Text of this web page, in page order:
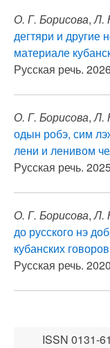
О. Г. Борисова,Л.
дегтяри и другие
материале
Русская речь.
О. Г. Борисова,Л.
одын робэ, сим
лени и ленивом
Русская речь.
О. Г. Борисова,Л.
до русского нэ
кубанских
Русская речь.
ISSN 0131-